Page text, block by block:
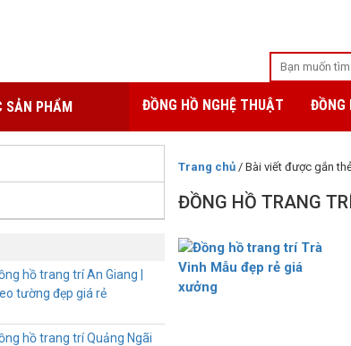
SẢN PHẨM ĐỒNG HỒ NGHỆ THUẬT ĐỒNG
hồ trang trí An Giang |
tường đẹp giá rẻ
hồ trang trí Quảng Ngãi
Trang chủ / Bài viết được gắn
ĐỒNG HỒ TRANG